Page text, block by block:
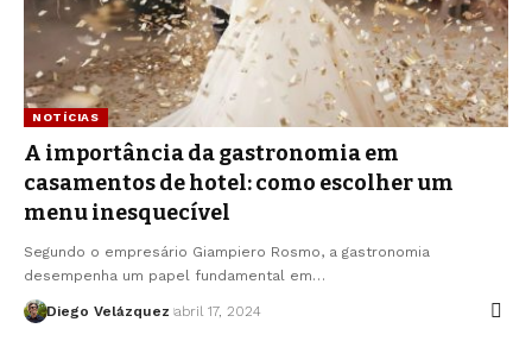
NOTÍCIAS
A importância da gastronomia em
casamentos de hotel: como escolher um
menu inesquecível
Segundo o empresário Giampiero Rosmo, a gastronomia
desempenha um papel fundamental em…
Diego Velázquez abril 17, 2024